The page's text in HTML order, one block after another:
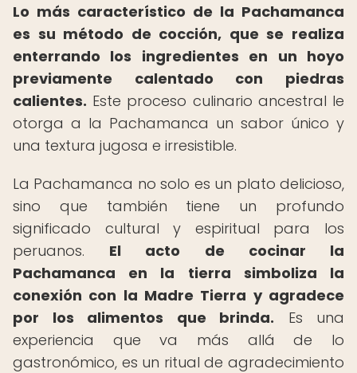
Lo más característico de la Pachamanca
es su método de cocción, que se realiza
enterrando los ingredientes en un hoyo
previamente calentado con piedras
calientes. Este proceso culinario ancestral le
otorga a la Pachamanca un sabor único y
una textura jugosa e irresistible.
La Pachamanca no solo es un plato delicioso,
sino que también tiene un profundo
significado cultural y espiritual para los
peruanos. El acto de cocinar la
Pachamanca en la tierra simboliza la
conexión con la Madre Tierra y agradece
por los alimentos que brinda. Es una
experiencia que va más allá de lo
gastronómico, es un ritual de agradecimiento